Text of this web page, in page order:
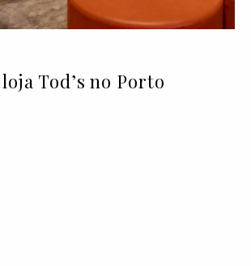
Tod’s no Porto